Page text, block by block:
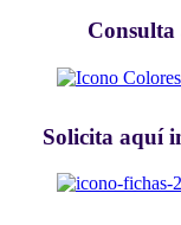
Consulta
Solicita aquí